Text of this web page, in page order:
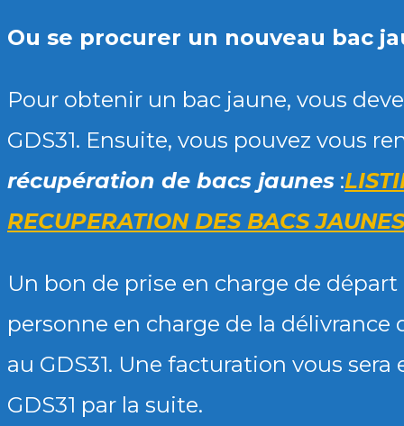
Ou se procurer un nouveau bac
Pour obtenir un bac jaune, vous
GDS31. Ensuite, vous pouvez vous
récupération de bacs jaunes :
RECUPERATION DES BACS
Un bon de prise en charge de
personne en charge de la délivrance
au GDS31. Une facturation vous
GDS31 par la suite.